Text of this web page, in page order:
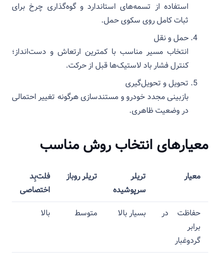
استفاده از تسمه‌های استاندارد و گوه‌گذاری چرخ برای
ثبات کامل روی سکوی حمل.
حمل و نقل
انتخاب مسیر مناسب با کمترین ارتعاش و دست‌انداز؛
کنترل فشار باد لاستیک‌ها قبل از حرکت.
تحویل و تحویل‌گیری
بازبینی مجدد خودرو و مستندسازی هرگونه تغییر احتمالی
در وضعیت ظاهری.
معیارهای انتخاب روش مناسب
معیار
تریلر
سرپوشیده
تریلر روباز
فلت‌بِد
اختصاصی
حفاظت در
برابر
گردوغبار
بسیار بالا متوسط بالا